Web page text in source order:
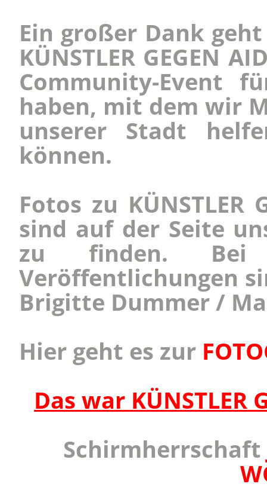
Ein großer Dank
KÜNSTLER GEGEN
Community-Event
haben, mit dem wir
unserer Stadt
können.
Fotos zu KÜNSTLER
sind auf der Seite
zu finden. Bei
Veröffentlichungen
Brigitte Dummer /
Hier geht es zur
Das war KÜNSTLER
Schirmherrschaft